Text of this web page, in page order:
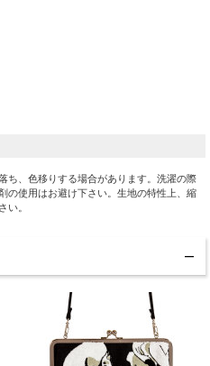
いこむほどに肌なじみがよくなるのも魅
トにも、ゆったりルーズな着こなしも
れた風合いに育っていく１枚。ぜひ、日
さい。
ち、色移りする場合があります。洗濯の際
の使用はお避け下さい。生地の特性上、縮
い。